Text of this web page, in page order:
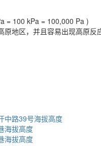
= 100 kPa = 100,000 Pa )
地区，并且容易出现高原
中路39号海拔高度
海拔高度
海拔高度